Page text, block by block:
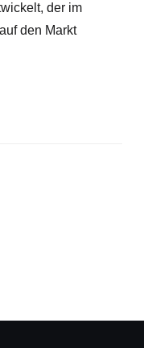
der im
den Markt